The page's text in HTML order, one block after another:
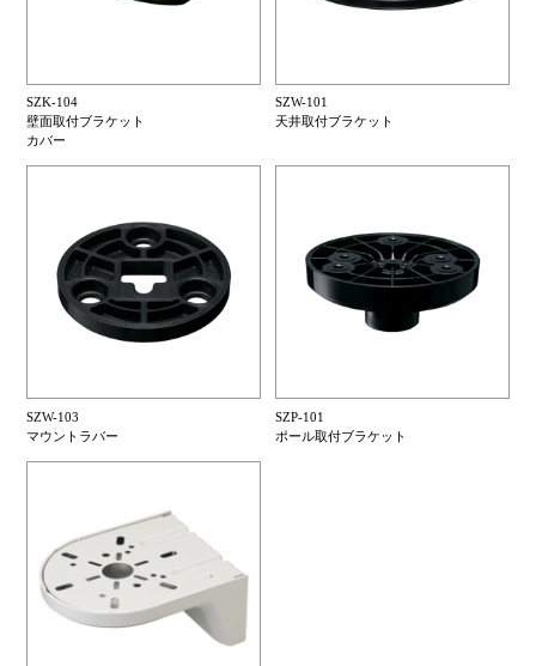
SZK-104
壁面取付ブラケット
カバー
SZW-101
天井取付ブラケット
SZW-103
マウントラバー
SZP-101
ポール取付ブラケット